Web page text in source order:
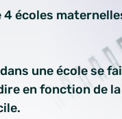
4 écoles
une école se
en fonction de